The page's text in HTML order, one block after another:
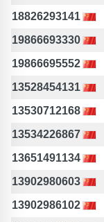
18826293141
19866693330
19866695552
13528454131
13530712168
13534226867
13651491134
13902980603
13902986102